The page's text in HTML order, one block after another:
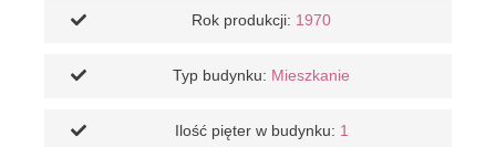
Rok produkcji: 1970
Typ budynku: Mieszkanie
Ilość pięter w budynku: 1